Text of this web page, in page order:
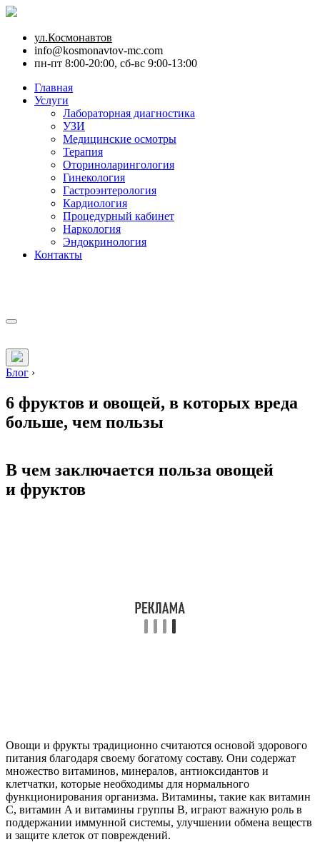
ул.Космонавтов
info@kosmonavtov-mc.com
пн-пт 8:00-20:00, сб-вс 9:00-13:00
Главная
Услуги
Лабораторная диагностика
УЗИ
Медицинские осмотры
Терапия
Оториноларингология
Гинекология
Гастроэнтерология
Кардиология
Процедурный кабинет
Наркология
Эндокринология
Контакты
Блог ›
6 фруктов и овощей, в которых вреда
больше, чем пользы
В чем заключается польза овощей
и фруктов
Овощи и фрукты традиционно считаются основой здорового
питания благодаря своему богатому составу. Они содержат
множество витаминов, минералов, антиоксидантов и
клетчатки, которые необходимы для нормального
функционирования организма. Витамины, такие как витамин
C, витамин A и витамины группы B, играют важную роль в
поддержании иммунной системы, улучшении обмена веществ
и защите клеток от повреждений.